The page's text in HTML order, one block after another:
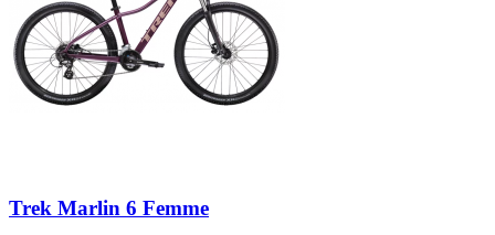
Trek Marlin 6 Femme